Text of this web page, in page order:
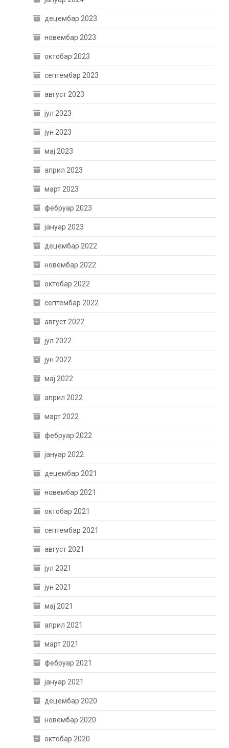
децембар 2023
новембар 2023
октобар 2023
септембар 2023
август 2023
јул 2023
јун 2023
мај 2023
април 2023
март 2023
фебруар 2023
јануар 2023
децембар 2022
новембар 2022
октобар 2022
септембар 2022
август 2022
јул 2022
јун 2022
мај 2022
април 2022
март 2022
фебруар 2022
јануар 2022
децембар 2021
новембар 2021
октобар 2021
септембар 2021
август 2021
јул 2021
јун 2021
мај 2021
април 2021
март 2021
фебруар 2021
јануар 2021
децембар 2020
новембар 2020
октобар 2020